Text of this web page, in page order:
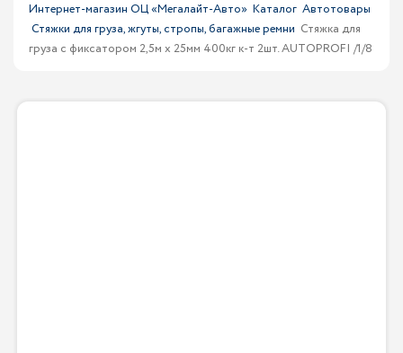
Интернет-магазин ОЦ «Мегалайт-Авто» Каталог Автотовары
Стяжки для груза, жгуты, стропы, багажные ремни Стяжка для
груза с фиксатором 2,5м х 25мм 400кг к-т 2шт. AUTOPROFI /1/8